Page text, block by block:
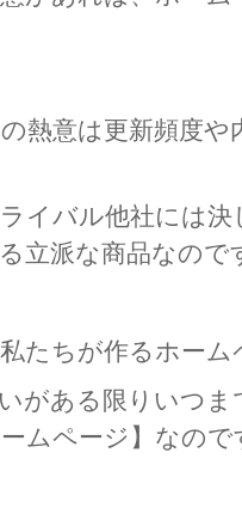
熱意は更新頻度
イバル他社には
立派な商品なので
たちが作るホー
がある限りいつ
ムページ】なので